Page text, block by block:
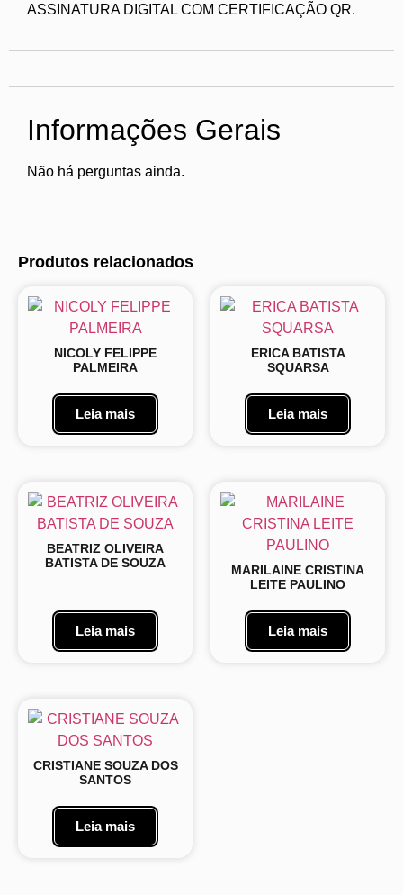
ASSINATURA DIGITAL COM CERTIFICAÇÃO QR.
Informações Gerais
Não há perguntas ainda.
Produtos relacionados
NICOLY FELIPPE
PALMEIRA
Leia mais
ERICA BATISTA
SQUARSA
Leia mais
BEATRIZ OLIVEIRA
BATISTA DE SOUZA
Leia mais
MARILAINE CRISTINA
LEITE PAULINO
Leia mais
CRISTIANE SOUZA DOS
SANTOS
Leia mais